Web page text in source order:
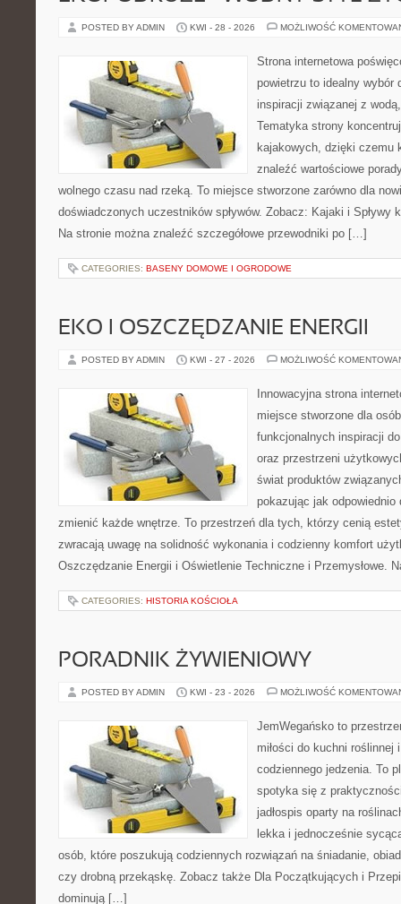
POSTED BY ADMIN KWI - 28 - 2026 MOŻLIWOŚĆ
Strona internetowa
powietrzu to idealny wybór
inspiracji związanej z
Tematyka strony
kajakowych, dzięki czemu
znaleźć wartościowe
wolnego czasu nad rzeką. To miejsce stworzone zarówno dla
doświadczonych uczestników spływów. Zobacz: Kajaki i Spływy
Na stronie można znaleźć szczegółowe przewodniki po […]
CATEGORIES: BASENY DOMOWE I OGRODOWE
EKO I OSZCZĘDZANIE ENERGII
POSTED BY ADMIN KWI - 27 - 2026 MOŻLIWOŚĆ
Innowacyjna strona
miejsce stworzone dla
funkcjonalnych inspiracji
oraz przestrzeni
świat produktów
pokazując jak odpowiednio
zmienić każde wnętrze. To przestrzeń dla tych, którzy cenią
zwracają uwagę na solidność wykonania i codzienny komfort
Oszczędzanie Energii i Oświetlenie Techniczne i Przemysłowe.
CATEGORIES: HISTORIA KOŚCIOŁA
PORADNIK ŻYWIENIOWY
POSTED BY ADMIN KWI - 23 - 2026 MOŻLIWOŚĆ
JemWegańsko to
miłości do kuchni roślinnej
codziennego jedzenia. To
spotyka się z
jadłospis oparty na
lekka i jednocześnie
osób, które poszukują codziennych rozwiązań na śniadanie,
czy drobną przekąskę. Zobacz także Dla Początkujących i
dominują […]